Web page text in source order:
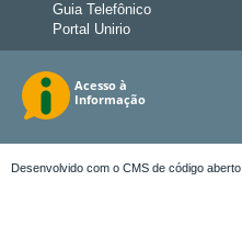
Guia Telefônico
Portal Unirio
Desenvolvido com o CMS de código aberto